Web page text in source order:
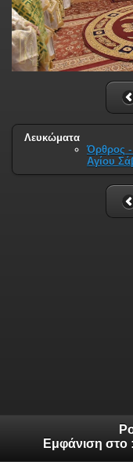
Λευκώματα
Όρθρος -
Αγίου
Εμφάνιση στο :